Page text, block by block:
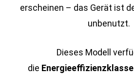
erscheinen – das Gerät ist
unbenutzt.
Dieses Modell
die